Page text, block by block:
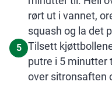
rørt ut i vannet,
squash og la det
5
Tilsett
putre i 5 minutter
over sitronsaften